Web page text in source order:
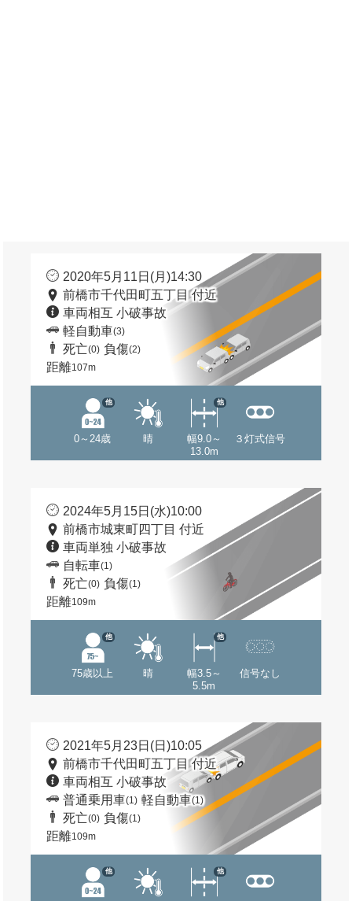
2020年5月11日(月)14:30
前橋市千代田町五丁目 付近
車両相互 小破事故
軽自動車(3)
死亡(0) 負傷(2)
距離107m
0～24歳
他
晴
幅9.0～
13.0m
他
３灯式信号
2024年5月15日(水)10:00
前橋市城東町四丁目 付近
車両単独 小破事故
自転車(1)
死亡(0) 負傷(1)
距離109m
75歳以上
他
晴
幅3.5～
5.5m
他
信号なし
2021年5月23日(日)10:05
前橋市千代田町五丁目 付近
車両相互 小破事故
普通乗用車(1) 軽自動車(1)
死亡(0) 負傷(1)
距離109m
他 他